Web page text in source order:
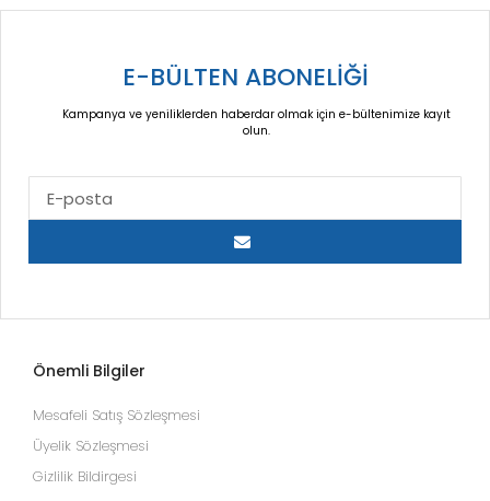
E-BÜLTEN ABONELİĞİ
Kampanya ve yeniliklerden haberdar olmak için e-bültenimize kayıt
olun.
Önemli Bilgiler
Mesafeli Satış Sözleşmesi
Üyelik Sözleşmesi
Gizlilik Bildirgesi